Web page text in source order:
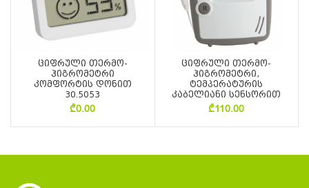
ციფრული თერმო-
ჰიგრომეტრი
კომფორტის დონით
30.5053
₾0.00
ციფრული თერმო-
ჰიგრომეტრი,
ტემპერატურის
კაბელიანი სენსორით
₾110.00